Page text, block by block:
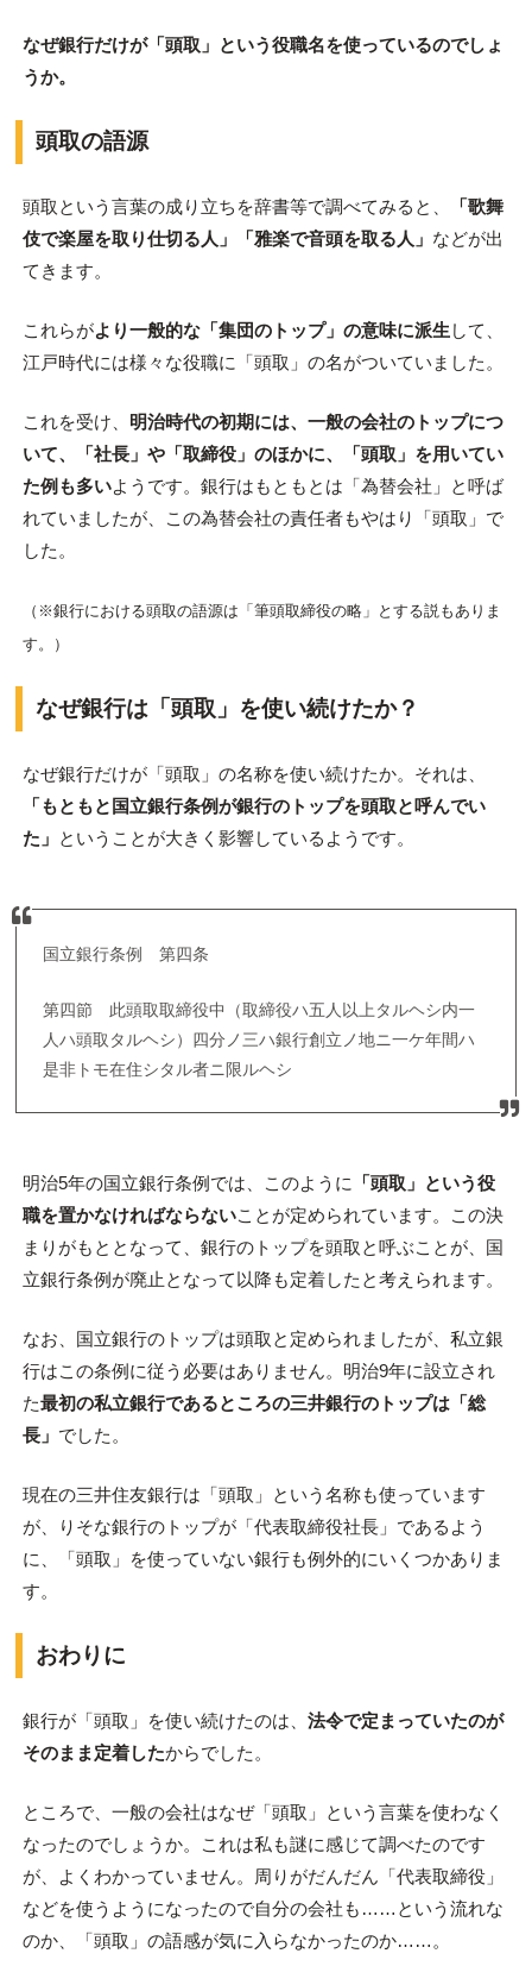
なぜ銀行だけが「頭取」という役職名を使っているのでしょ
うか。
頭取の語源
頭取という言葉の成り立ちを辞書等で調べてみると、
「歌舞
伎で楽屋を取り仕切る人」「雅楽で音頭を取る人」 などが出
てきます。
これらがより一般的な「集団のトップ」の意味に派生 して、
江戸時代には様々な役職に「頭取」の名がついていました。
これを受け、 明治時代の初期には、一般の会社のトップにつ
いて、「社長」や「取締役」のほかに、「頭取」を用いてい
た例も多いようです。銀行はもともとは「為替会社」と呼ば
れていましたが、この為替会社の責任者もやはり「頭取」で
した。
（※銀行における頭取の語源は「筆頭取締役の略」とする説もありま
す。）
なぜ銀行は「頭取」を使い続けたか？
なぜ銀行だけが「頭取」の名称を使い続けたか。それは、
「もともと国立銀行条例が銀行のトップを頭取と呼んでい
た」 ということが大きく影響しているようです。
国立銀行条例 第四条
第四節 此頭取取締役中（取締役ハ五人以上タルヘシ内一
人ハ頭取タルヘシ）四分ノ三ハ銀行創立ノ地ニ一ケ年間ハ
是非トモ在住シタル者ニ限ルヘシ
明治5年の国立銀行条例では、このように
「頭取」という役
職を置かなければならないことが定められています。この決
まりがもととなって、銀行のトップを頭取と呼ぶことが、国
立銀行条例が廃止となって以降も定着したと考えられます。
なお、国立銀行のトップは頭取と定められましたが、私立銀
行はこの条例に従う必要はありません。明治9年に設立され
た最初の私立銀行であるところの三井銀行のトップは「総
長」 でした。
現在の三井住友銀行は「頭取」という名称も使っています
が、りそな銀行のトップが「代表取締役社長」であるよう
に、「頭取」を使っていない銀行も例外的にいくつかありま
す。
おわりに
銀行が「頭取」を使い続けたのは、 法令で定まっていたのが
そのまま定着したからでした。
ところで、一般の会社はなぜ「頭取」という言葉を使わなく
なったのでしょうか。これは私も謎に感じて調べたのです
が、よくわかっていません。周りがだんだん「代表取締役」
などを使うようになったので自分の会社も……という流れな
のか、「頭取」の語感が気に入らなかったのか……。